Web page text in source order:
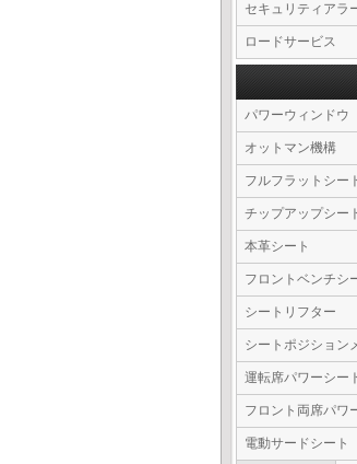
セキュリティアラ
ロードサービス
パワーウィンドウ
オットマン機構
フルフラットシー
チップアップシー
本革シート
フロントベンチシ
シートリフター
シートポジション
運転席パワーシー
フロント両席パワ
電動サードシート